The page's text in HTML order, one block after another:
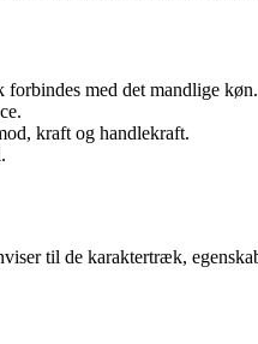
med det mandlige køn.
kraft og handlekraft.
til de karaktertræk,